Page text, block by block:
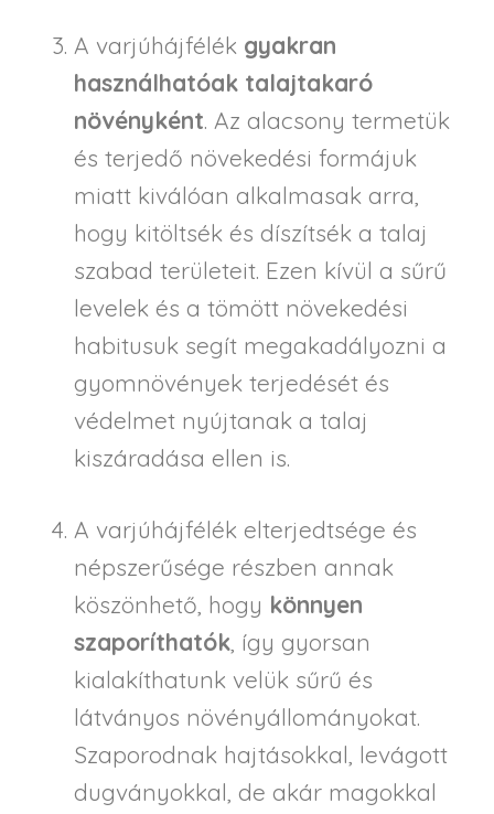
A varjúhájfélék gyakran
használhatóak talajtakaró
növényként. Az alacsony termetük
és terjedő növekedési formájuk
miatt kiválóan alkalmasak arra,
hogy kitöltsék és díszítsék a talaj
szabad területeit. Ezen kívül a sűrű
levelek és a tömött növekedési
habitusuk segít megakadályozni a
gyomnövények terjedését és
védelmet nyújtanak a talaj
kiszáradása ellen is.
A varjúhájfélék elterjedtsége és
népszerűsége részben annak
köszönhető, hogy könnyen
szaporíthatók, így gyorsan
kialakíthatunk velük sűrű és
látványos növényállományokat.
Szaporodnak hajtásokkal, levágott
dugványokkal, de akár magokkal